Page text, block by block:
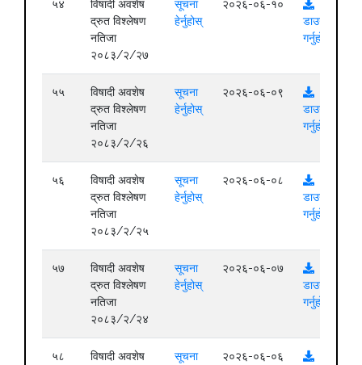
५४
विषादी अवशेष
द्रुत विश्लेषण
नतिजा
२०८३/२/२७
सूचना
हेर्नुहोस्
२०२६-०६-१०
डाउनलोड
गर्नुहोस्
५५
विषादी अवशेष
द्रुत विश्लेषण
नतिजा
२०८३/२/२६
सूचना
हेर्नुहोस्
२०२६-०६-०९
डाउनलोड
गर्नुहोस्
५६
विषादी अवशेष
द्रुत विश्लेषण
नतिजा
२०८३/२/२५
सूचना
हेर्नुहोस्
२०२६-०६-०८
डाउनलोड
गर्नुहोस्
५७
विषादी अवशेष
द्रुत विश्लेषण
नतिजा
२०८३/२/२४
सूचना
हेर्नुहोस्
२०२६-०६-०७
डाउनलोड
गर्नुहोस्
५८
विषादी अवशेष
सूचना
२०२६-०६-०६